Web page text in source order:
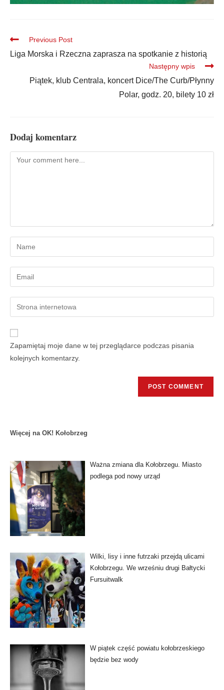
Previous Post
Liga Morska i Rzeczna zaprasza na spotkanie z historią
Następny wpis
Piątek, klub Centrala, koncert Dice/The Curb/Płynny
Polar, godz. 20, bilety 10 zł
Dodaj komentarz
Zapamiętaj moje dane w tej przeglądarce podczas pisania
kolejnych komentarzy.
Więcej na OK! Kołobrzeg
Ważna zmiana dla Kołobrzegu. Miasto
podlega pod nowy urząd
Wilki, lisy i inne futrzaki przejdą ulicami
Kołobrzegu. We wrześniu drugi Bałtycki
Fursuitwalk
W piątek część powiatu kołobrzeskiego
będzie bez wody